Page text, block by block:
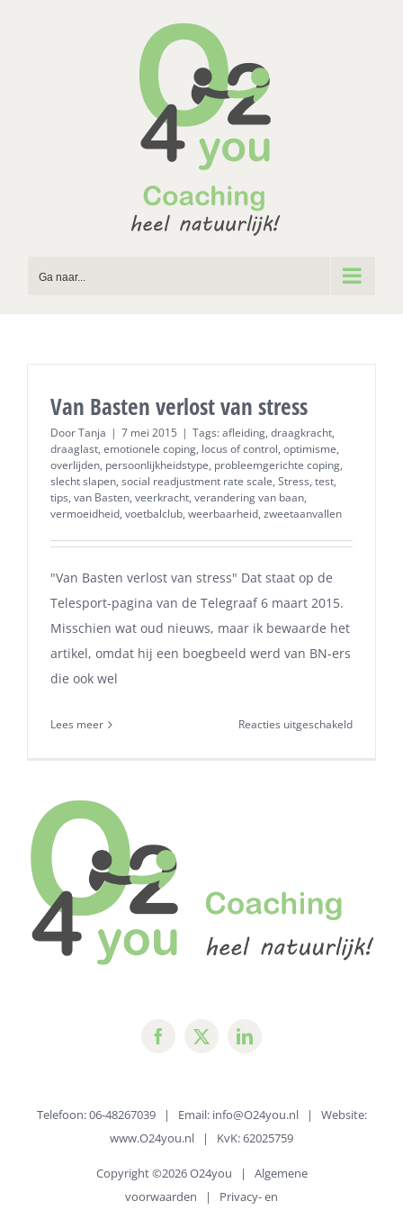
Ga naar...
Van Basten verlost van stress
DoorTanja | 7 mei 2015 | Tags:afleiding, draagkracht,
draaglast, emotionele coping, locus of control, optimisme,
overlijden, persoonlijkheidstype, probleemgerichte coping,
slecht slapen, social readjustment rate scale, Stress, test,
tips, van Basten, veerkracht, verandering van baan,
vermoeidheid, voetbalclub, weerbaarheid, zweetaanvallen
"Van Basten verlost van stress" Dat staat op de
Telesport-pagina van de Telegraaf 6 maart 2015.
Misschien wat oud nieuws, maar ik bewaarde het
artikel, omdat hij een boegbeeld werd van BN-ers
die ook wel
Lees meer Reacties uitgeschakeldvoor
Telefoon: 06-48267039 | Email: info@O24you.nl| Website:
www.O24you.nl | KvK: 62025759
Copyright ©2026 O24you | Algemene
voorwaarden | Privacy- en